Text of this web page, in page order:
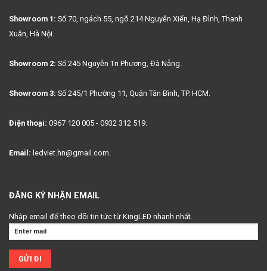
Showroom 1: Số 70, ngách 55, ngõ 214 Nguyễn Xiển, Hạ Đình, Thanh
Xuân, Hà Nội.
Showroom 2: Số 245 Nguyễn Tri Phương, Đà Nẵng.
Showroom 3: Số 245/1 Phường 11, Quận Tân Bình, TP. HCM.
Điện thoại: 0967 120 005 - 0932 312 519.
Email: ledviet.hn@gmail.com.
ĐĂNG KÝ NHẬN EMAIL
Nhập email để theo dõi tin tức từ KingLED nhanh nhất.